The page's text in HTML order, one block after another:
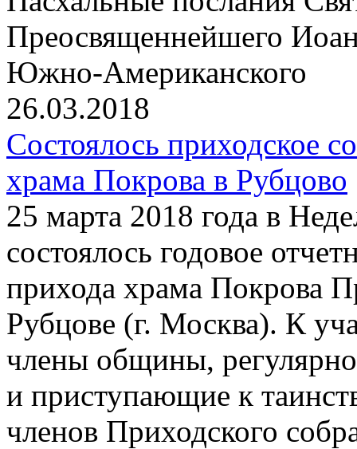
Преосвященнейшего
Южно-Американского
26.03.2018
Состоялось приходское
храма Покрова в Рубцово
25 марта 2018 года в
состоялось годовое
прихода храма Покрова
Рубцове (г. Москва). К
члены общины,
и приступающие к
членов Приходского